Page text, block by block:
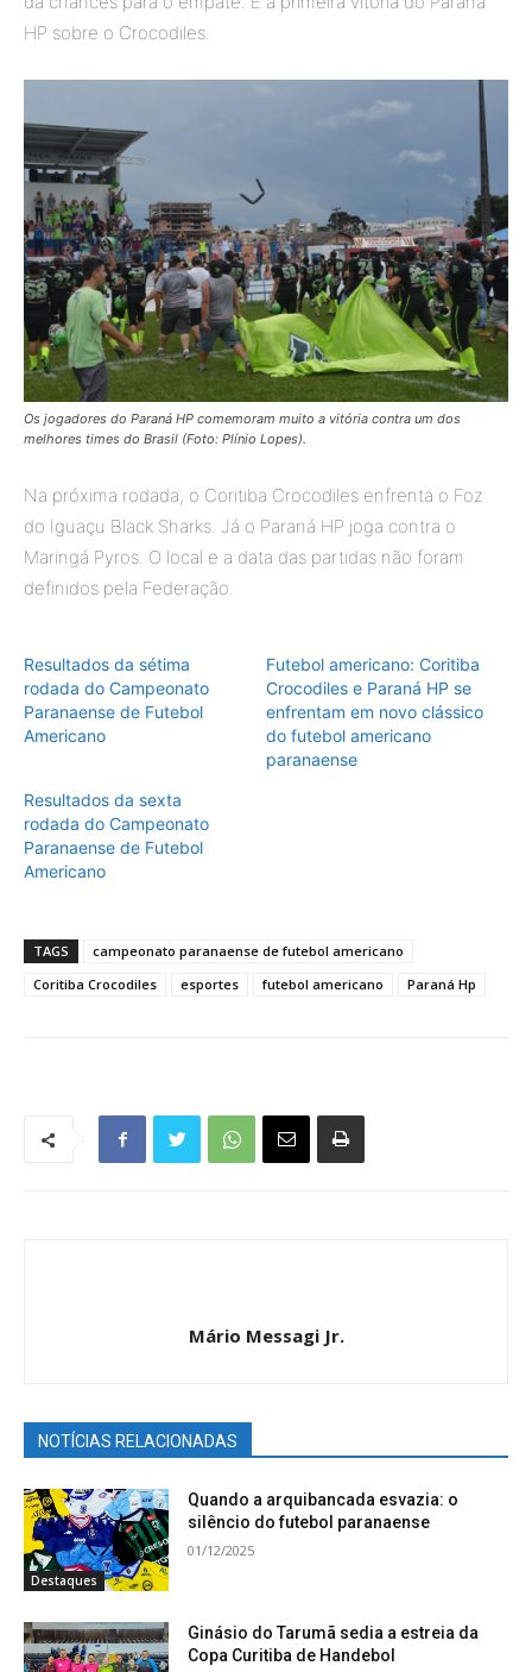
HP sobre o Crocodiles.
Os jogadores do Paraná HP comemoram muito a vitória contra um dos
melhores times do Brasil (Foto: Plínio Lopes).
Na próxima rodada, o Coritiba Crocodiles enfrenta o Foz
do Iguaçu Black Sharks. Já o Paraná HP joga contra o
Maringá Pyros. O local e a data das partidas não foram
definidos pela Federação.
Resultados da sétima
rodada do Campeonato
Paranaense de Futebol
Americano
Futebol americano: Coritiba
Crocodiles e Paraná HP se
enfrentam em novo clássico
do futebol americano
paranaense
Resultados da sexta
rodada do Campeonato
Paranaense de Futebol
Americano
TAGS
campeonato paranaense de futebol americano
Coritiba Crocodiles
esportes futebol americano Paraná Hp
Mário Messagi Jr.
NOTÍCIAS RELACIONADAS
Destaques
Quando a arquibancada esvazia: o
silêncio do futebol paranaense
01/12/2025
Ginásio do Tarumã sedia a estreia da
Copa Curitiba de Handebol